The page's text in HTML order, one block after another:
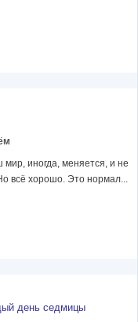
мир, иногда, меняется, и не
всё хорошо. Это нормал...
день седмицы